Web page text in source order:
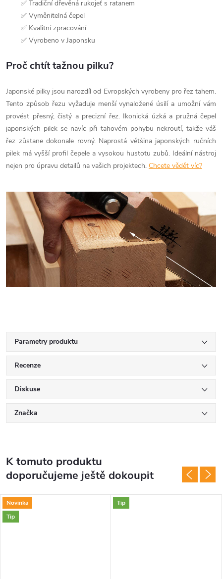
✅ Tradiční dřevěná rukojeť s ratanem
✅ Vyměnitelná čepel
✅ Kvalitní zpracování
✅ Vyrobeno v Japonsku
Proč chtít tažnou pilku?
Japonské pilky jsou narozdíl od Evropských vyrobeny pro řez tahem.
Tento způsob řezu vyžaduje menší vynaložené úsilí a umožní vám
provést přesný, čistý a precizní řez. Ikonická úzká a pružná čepel
japonských pilek se navíc při tahovém pohybu nekroutí, takže váš
řez zůstane dokonale rovný. Naprostá většina japonských ručních
pilek má vyšší profil čepele a vysokou hustotu zubů. Ideální nástroj
nejen pro úpravu detailů na vašich projektech. Chcete vědět víc?
Parametry produktu
Recenze
Diskuse
Značka
K tomuto produktu
doporučujeme ještě dokoupit
Novinka
Tip
Tip